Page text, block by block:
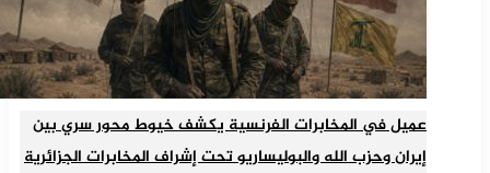
عميل في المخابرات الفرنسية يكشف خيوط محور سري بين
إيران وحزب الله والبوليساريو تحت إشراف المخابرات الجزائرية